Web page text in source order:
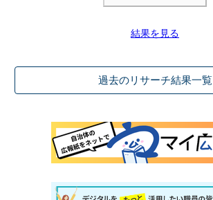
結果を見る
過去のリサーチ結果一覧